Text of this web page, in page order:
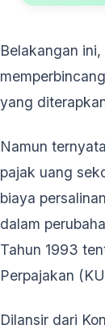
Belakangan
yang
Namun
pajak uang
biaya
dalam
Tahun 1993
Perpajakan
Dilansir dari